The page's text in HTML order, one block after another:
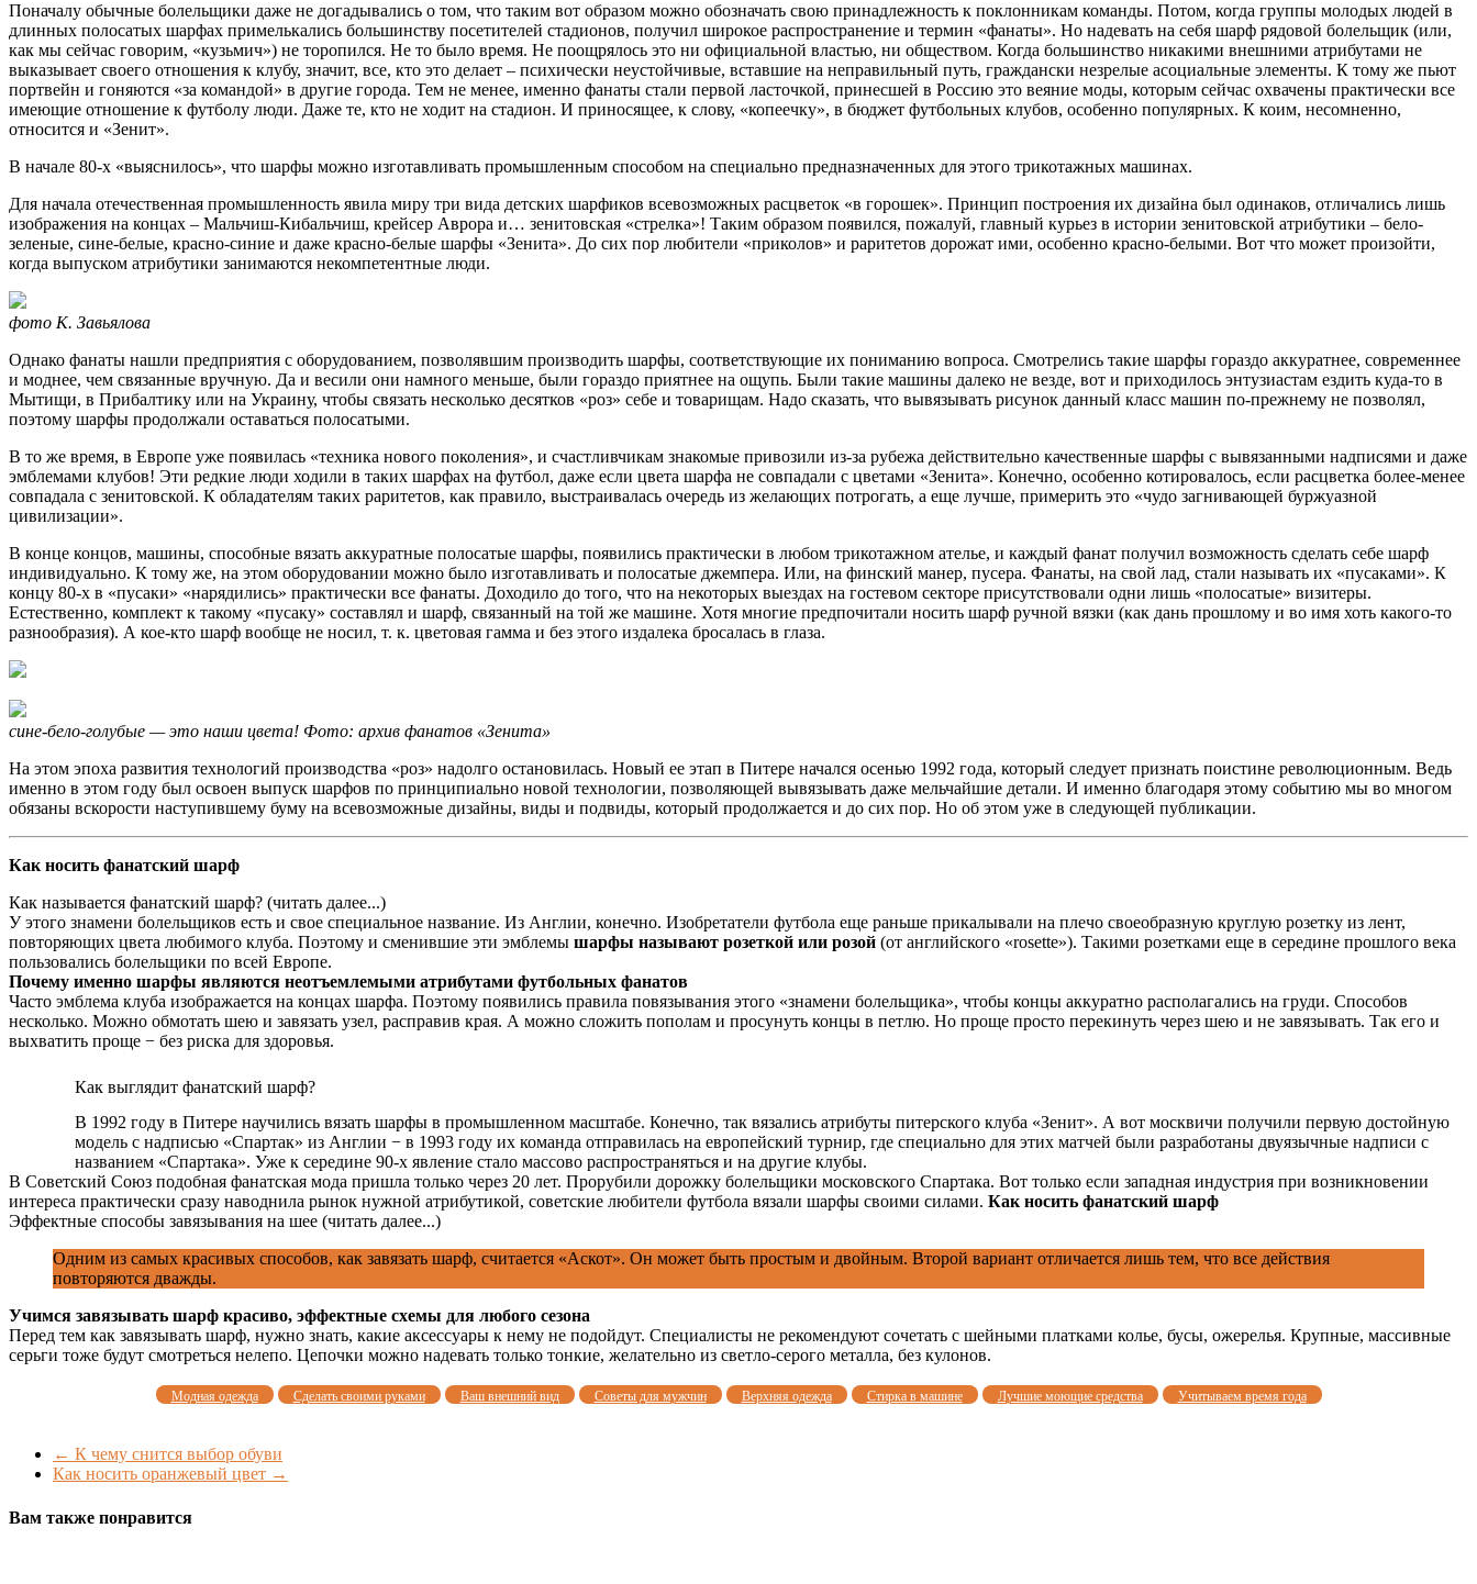
Поначалу обычные болельщики даже не догадывались о том, что таким вот образом можно обозначать свою принадлежность к поклонникам команды. Потом, когда группы молодых людей в
длинных полосатых шарфах примелькались большинству посетителей стадионов, получил широкое распространение и термин «фанаты». Но надевать на себя шарф рядовой болельщик (или,
как мы сейчас говорим, «кузьмич») не торопился. Не то было время. Не поощрялось это ни официальной властью, ни обществом. Когда большинство никакими внешними атрибутами не
выказывает своего отношения к клубу, значит, все, кто это делает – психически неустойчивые, вставшие на неправильный путь, граждански незрелые асоциальные элементы. К тому же пьют
портвейн и гоняются «за командой» в другие города. Тем не менее, именно фанаты стали первой ласточкой, принесшей в Россию это веяние моды, которым сейчас охвачены практически все
имеющие отношение к футболу люди. Даже те, кто не ходит на стадион. И приносящее, к слову, «копеечку», в бюджет футбольных клубов, особенно популярных. К коим, несомненно,
относится и «Зенит».
В начале 80-х «выяснилось», что шарфы можно изготавливать промышленным способом на специально предназначенных для этого трикотажных машинах.
Для начала отечественная промышленность явила миру три вида детских шарфиков всевозможных расцветок «в горошек». Принцип построения их дизайна был одинаков, отличались лишь
изображения на концах – Мальчиш-Кибальчиш, крейсер Аврора и… зенитовская «стрелка»! Таким образом появился, пожалуй, главный курьез в истории зенитовской атрибутики – бело-
зеленые, сине-белые, красно-синие и даже красно-белые шарфы «Зенита». До сих пор любители «приколов» и раритетов дорожат ими, особенно красно-белыми. Вот что может произойти,
когда выпуском атрибутики занимаются некомпетентные люди.
фото К. Завьялова
Однако фанаты нашли предприятия с оборудованием, позволявшим производить шарфы, соответствующие их пониманию вопроса. Смотрелись такие шарфы гораздо аккуратнее, современнее
и моднее, чем связанные вручную. Да и весили они намного меньше, были гораздо приятнее на ощупь. Были такие машины далеко не везде, вот и приходилось энтузиастам ездить куда-то в
Мытищи, в Прибалтику или на Украину, чтобы связать несколько десятков «роз» себе и товарищам. Надо сказать, что вывязывать рисунок данный класс машин по-прежнему не позволял,
поэтому шарфы продолжали оставаться полосатыми.
В то же время, в Европе уже появилась «техника нового поколения», и счастливчикам знакомые привозили из-за рубежа действительно качественные шарфы с вывязанными надписями и даже
эмблемами клубов! Эти редкие люди ходили в таких шарфах на футбол, даже если цвета шарфа не совпадали с цветами «Зенита». Конечно, особенно котировалось, если расцветка более-менее
совпадала с зенитовской. К обладателям таких раритетов, как правило, выстраивалась очередь из желающих потрогать, а еще лучше, примерить это «чудо загнивающей буржуазной
цивилизации».
В конце концов, машины, способные вязать аккуратные полосатые шарфы, появились практически в любом трикотажном ателье, и каждый фанат получил возможность сделать себе шарф
индивидуально. К тому же, на этом оборудовании можно было изготавливать и полосатые джемпера. Или, на финский манер, пусера. Фанаты, на свой лад, стали называть их «пусаками». К
концу 80-х в «пусаки» «нарядились» практически все фанаты. Доходило до того, что на некоторых выездах на гостевом секторе присутствовали одни лишь «полосатые» визитеры.
Естественно, комплект к такому «пусаку» составлял и шарф, связанный на той же машине. Хотя многие предпочитали носить шарф ручной вязки (как дань прошлому и во имя хоть какого-то
разнообразия). А кое-кто шарф вообще не носил, т. к. цветовая гамма и без этого издалека бросалась в глаза.
сине-бело-голубые — это наши цвета! Фото: архив фанатов «Зенита»
На этом эпоха развития технологий производства «роз» надолго остановилась. Новый ее этап в Питере начался осенью 1992 года, который следует признать поистине революционным. Ведь
именно в этом году был освоен выпуск шарфов по принципиально новой технологии, позволяющей вывязывать даже мельчайшие детали. И именно благодаря этому событию мы во многом
обязаны вскорости наступившему буму на всевозможные дизайны, виды и подвиды, который продолжается и до сих пор. Но об этом уже в следующей публикации.
Как носить фанатский шарф
Как называется фанатский шарф? (читать далее...)
У этого знамени болельщиков есть и свое специальное название. Из Англии, конечно. Изобретатели футбола еще раньше прикалывали на плечо своеобразную круглую розетку из лент,
повторяющих цвета любимого клуба. Поэтому и сменившие эти эмблемы шарфы называют розеткой или розой (от английского «rosette»). Такими розетками еще в середине прошлого века
пользовались болельщики по всей Европе.
Почему именно шарфы являются неотъемлемыми атрибутами футбольных фанатов
Часто эмблема клуба изображается на концах шарфа. Поэтому появились правила повязывания этого «знамени болельщика», чтобы концы аккуратно располагались на груди. Способов
несколько. Можно обмотать шею и завязать узел, расправив края. А можно сложить пополам и просунуть концы в петлю. Но проще просто перекинуть через шею и не завязывать. Так его и
выхватить проще − без риска для здоровья.
Как выглядит фанатский шарф?
В 1992 году в Питере научились вязать шарфы в промышленном масштабе. Конечно, так вязались атрибуты питерского клуба «Зенит». А вот москвичи получили первую достойную
модель с надписью «Спартак» из Англии − в 1993 году их команда отправилась на европейский турнир, где специально для этих матчей были разработаны двуязычные надписи с
названием «Спартака». Уже к середине 90-х явление стало массово распространяться и на другие клубы.
В Советский Союз подобная фанатская мода пришла только через 20 лет. Прорубили дорожку болельщики московского Спартака. Вот только если западная индустрия при возникновении
интереса практически сразу наводнила рынок нужной атрибутикой, советские любители футбола вязали шарфы своими силами. Как носить фанатский шарф
Эффектные способы завязывания на шее (читать далее...)
Одним из самых красивых способов, как завязать шарф, считается «Аскот». Он может быть простым и двойным. Второй вариант отличается лишь тем, что все действия
повторяются дважды.
Учимся завязывать шарф красиво, эффектные схемы для любого сезона
Перед тем как завязывать шарф, нужно знать, какие аксессуары к нему не подойдут. Специалисты не рекомендуют сочетать с шейными платками колье, бусы, ожерелья. Крупные, массивные
серьги тоже будут смотреться нелепо. Цепочки можно надевать только тонкие, желательно из светло-серого металла, без кулонов.
Модная одежда Сделать своими руками Ваш внешний вид Советы для мужчин Верхняя одежда Стирка в машине Лучшие моющие средства Учитываем время года
← К чему снится выбор обуви
Как носить оранжевый цвет →
Вам также понравится